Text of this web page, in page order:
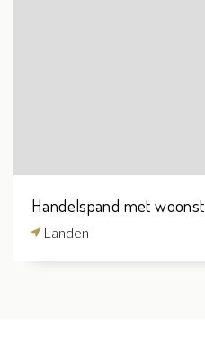
Handelspand met woonst
Landen